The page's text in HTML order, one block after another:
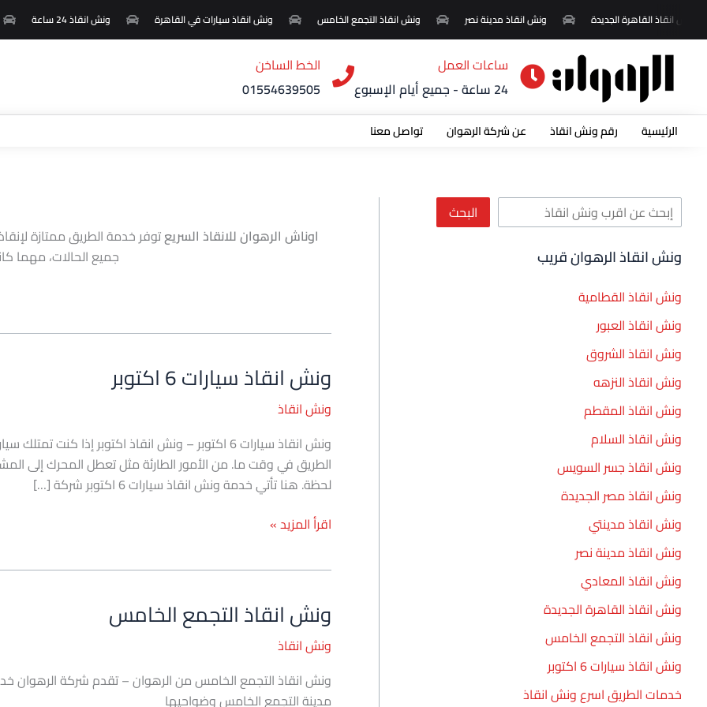
المحتوى
ونش انقاذ القاهرة الجديدة ونش انقاذ مدينة نصر ونش انقاذ التجمع الخامس ونش انقاذ سيارات في القاهرة ونش انقاذ 24 ساعة
ساعات العمل
24 ساعة - جميع أيام الإسبوع
الخط الساخن
01554639505
الرئيسية رقم ونش انقاذ عن شركة الرهوان تواصل معنا
ل
ث
البحث
ونش انقاذ الرهوان قريب
ونش انقاذ القطامية
ونش انقاذ العبور
ونش انقاذ الشروق
ونش انقاذ النزهه
ونش انقاذ المقطم
ونش انقاذ السلام
ونش انقاذ جسر السويس
ونش انقاذ مصر الجديدة
ونش انقاذ مدينتي
ونش انقاذ مدينة نصر
ونش انقاذ المعادي
ونش انقاذ القاهرة الجديدة
ونش انقاذ التجمع الخامس
ونش انقاذ سيارات 6 اكتوبر
خدمات الطريق اسرع ونش انقاذ
اوناش الرهوان للانقاذ السريعتوفر خدمة الطريق ممتازة
جميع الحالات، مهما
ونش انقاذ سيارات 6 اكتوبر
ونش انقاذ
الطريق في وقت ما. من الأمور الطارئة مثل تعطل المحرك إلى
لحظة. هنا تأتي خدمة ونش انقاذ سيارات 6 اكتوبر شركة […]
ونش
انقاذ
سيارات
6
اكتوبر
اقرأ المزيد »
ونش انقاذ التجمع الخامس
ونش انقاذ
ونش انقاذ التجمع الخامس من الرهوان – تقدم شركة
مدينة التجمع الخامس وضواحيها
ونش
انقاذ
التجمع
الخامس